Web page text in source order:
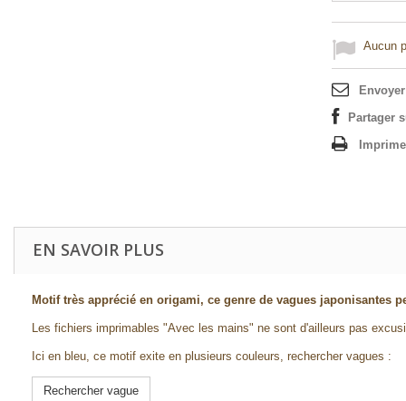
Aucun
Partager
EN SAVOIR PLUS
Motif très apprécié en origami, ce genre de vagues japonisantes
Les fichiers imprimables "Avec les mains" ne sont d'ailleurs pas
Ici en bleu, ce motif exite en plusieurs couleurs, rechercher vagues :
Rechercher vague